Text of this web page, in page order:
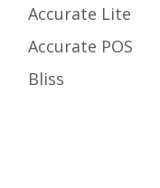
Accurate Lite
Accurate POS
Bliss